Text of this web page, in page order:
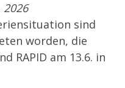
2026
sind
worden, die
RAPID am 13.6. in